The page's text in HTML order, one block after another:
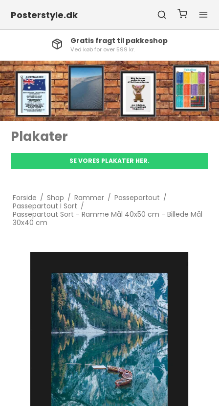
Posterstyle.dk
Gratis fragt til pakkeshop
Ved køb for over 599 kr.
Plakater
SE VORES PLAKATER HER.
Forside / Shop / Rammer / Passepartout /
Passepartout I Sort /
Passepartout Sort - Ramme Mål 40x50 cm - Billede Mål
30x40 cm